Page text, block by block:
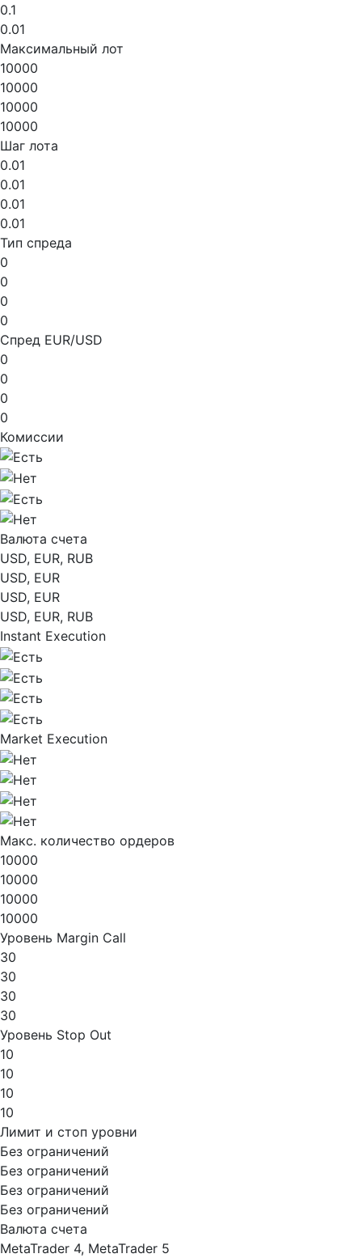
0.1
0.01
Максимальный лот
10000
10000
10000
10000
Шаг лота
0.01
0.01
0.01
0.01
Тип спреда
0
0
0
0
Спред EUR/USD
0
0
0
0
Комиссии
Валюта счета
USD, EUR, RUB
USD, EUR
USD, EUR
USD, EUR, RUB
Instant Execution
Market Execution
Макс. количество ордеров
10000
10000
10000
10000
Уровень Margin Call
30
30
30
30
Уровень Stop Out
10
10
10
10
Лимит и стоп уровни
Без ограничений
Без ограничений
Без ограничений
Без ограничений
Валюта счета
MetaTrader 4, MetaTrader 5